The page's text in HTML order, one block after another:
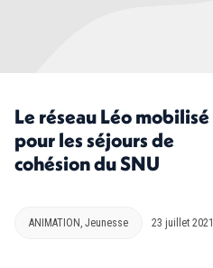
Le réseau Léo mobilisé
pour les séjours de
cohésion du SNU
ANIMATION ,Jeunesse 23 juillet 2021